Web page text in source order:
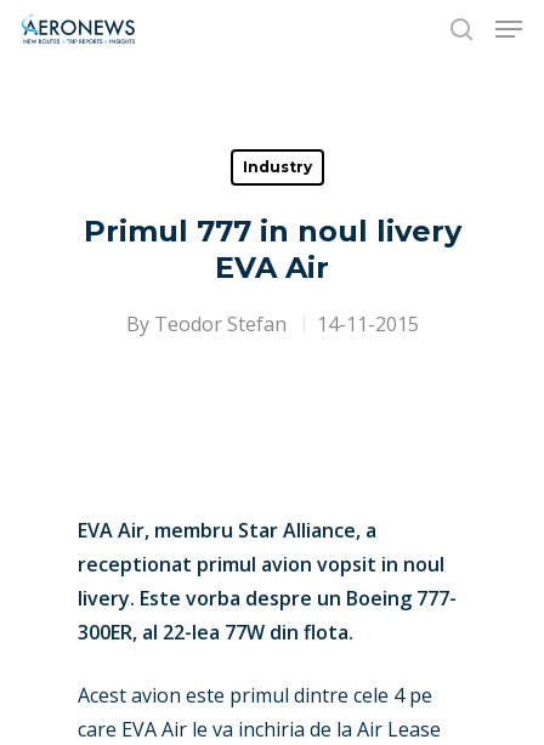
Hit enter to search or ESC to close
Industry
Primul 777 in noul livery
EVA Air
By Teodor Stefan 14-11-2015
EVA Air, membru Star Alliance, a
receptionat primul avion vopsit in noul
livery. Este vorba despre un Boeing 777-
300ER, al 22-lea 77W din flota.
Acest avion este primul dintre cele 4 pe
care EVA Air le va inchiria de la Air Lease